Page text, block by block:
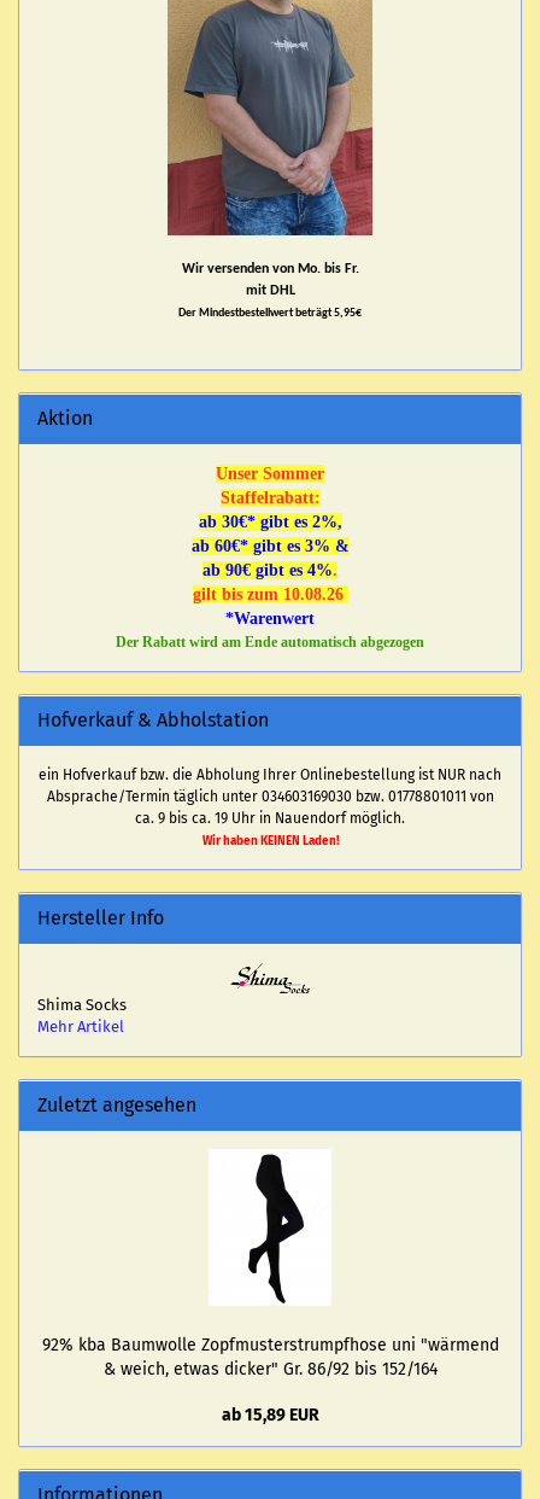
Wir versenden von Mo. bis Fr.
mit DHL
Der Mindestbestellwert beträgt 5,95€
Aktion
Unser Sommer
Staffelrabatt:
ab 30€* gibt es 2%,
ab 60€* gibt es 3% &
ab 90€ gibt es 4%.
gilt bis zum 10.08.26
*Warenwert
Der Rabatt wird am Ende automatisch abgezogen
Hofverkauf & Abholstation
ein Hofverkauf bzw. die Abholung Ihrer Onlinebestellung ist NUR nach
Absprache/Termin täglich unter 034603169030 bzw. 01778801011 von
ca. 9 bis ca. 19 Uhr in Nauendorf möglich.
Wir haben KEINEN Laden!
Hersteller Info
Shima Socks
Mehr Artikel
Zuletzt angesehen
92% kba Baum­wol­le Zopf­mus­ter­strumpf­ho­se uni "wär­mend
& weich, etwas di­cker" Gr. 86/92 bis 152/164
ab 15,89 EUR